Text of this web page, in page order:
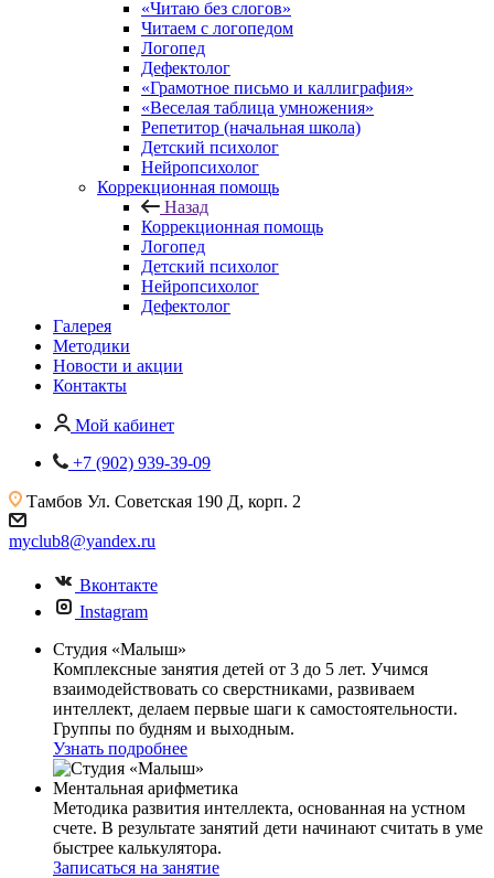
«Читаю без слогов»
Читаем с логопедом
Логопед
Дефектолог
«Грамотное письмо и каллиграфия»
«Веселая таблица умножения»
Репетитор (начальная школа)
Детский психолог
Нейропсихолог
Коррекционная помощь
Назад
Коррекционная помощь
Логопед
Детский психолог
Нейропсихолог
Дефектолог
Галерея
Методики
Новости и акции
Контакты
Мой кабинет
+7 (902) 939-39-09
Тамбов Ул. Советская 190 Д, корп. 2
myclub8@yandex.ru
Вконтакте
Instagram
Студия «Малыш»
Комплексные занятия детей от 3 до 5 лет. Учимся
взаимодействовать со сверстниками, развиваем
интеллект, делаем первые шаги к самостоятельности.
Группы по будням и выходным.
Узнать подробнее
Ментальная арифметика
Методика развития интеллекта, основанная на устном
счете. В результате занятий дети начинают считать в уме
быстрее калькулятора.
Записаться на занятие